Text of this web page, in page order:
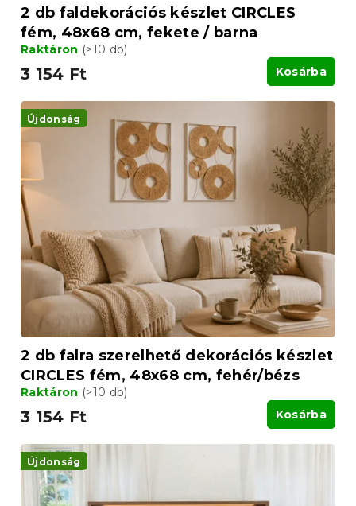
2 db faldekorációs készlet CIRCLES
fém, 48x68 cm, fekete / barna
Raktáron (>10 db)
3 154 Ft Kosárba
Újdonság
2 db falra szerelhető dekorációs készlet
CIRCLES fém, 48x68 cm, fehér/bézs
Raktáron (>10 db)
3 154 Ft Kosárba
Újdonság